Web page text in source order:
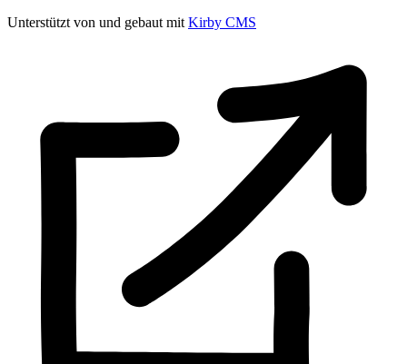
Unterstützt von und gebaut mit Kirby CMS